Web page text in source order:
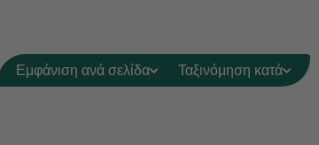
Εμφάνιση ανά σελίδα Ταξινόμηση κατά